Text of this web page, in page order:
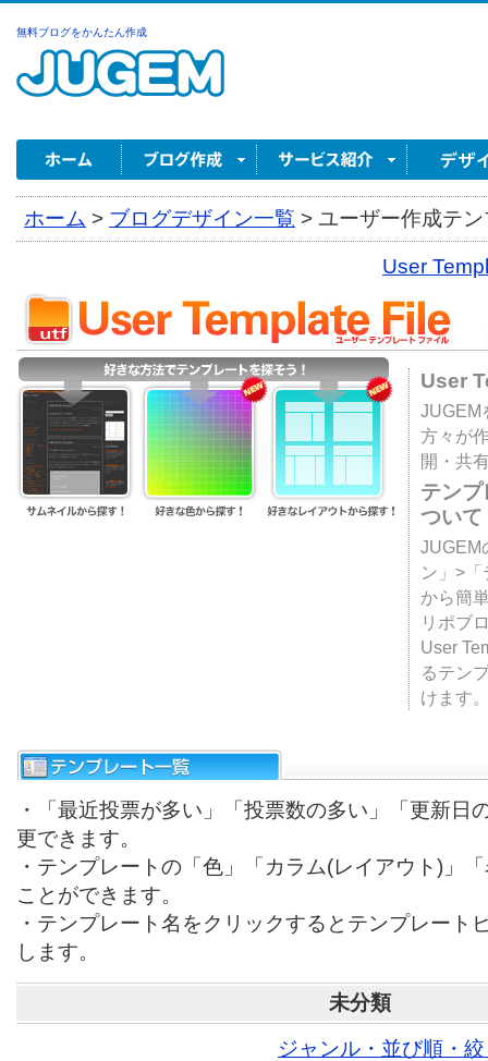
無料ブログをかんたん作成
ホーム > ブログデザイン一覧 > ユーザー作成テ
User
User
JUGEM
方々が
開・共
テン
ついて
JUGEM
ン」>
から簡
リポブ
User
るテン
けます
・「最近投票が多い」「投票数の多い」「更新日
更できます。
・テンプレートの「色」「カラム(レイアウト)」
ことができます。
・テンプレート名をクリックするとテンプレート
します。
未分類
ジャンル・並び順・